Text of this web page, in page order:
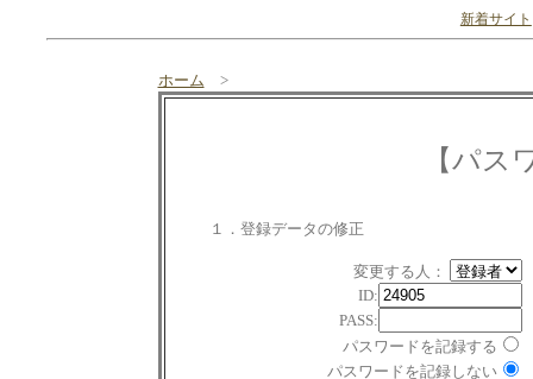
新着サイト
ホーム >
【パス
１．登録データの修正
変更する人：
ID:
PASS:
パスワードを記録する
パスワードを記録しない